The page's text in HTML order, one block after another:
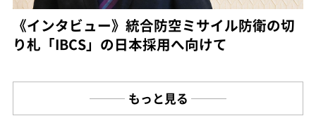
《インタビュー》統合防空ミサイル防衛の切
り札「IBCS」の日本採用へ向けて
もっと見る